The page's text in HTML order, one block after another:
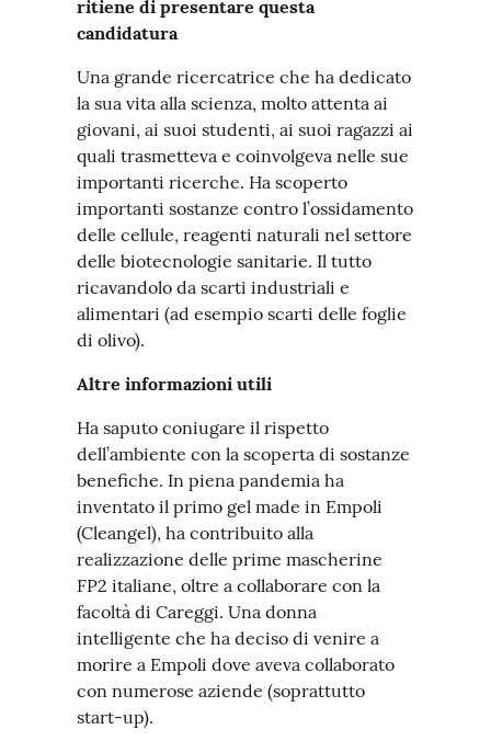
ritiene di presentare questa
candidatura
Una grande ricercatrice che ha dedicato
la sua vita alla scienza, molto attenta ai
giovani, ai suoi studenti, ai suoi ragazzi ai
quali trasmetteva e coinvolgeva nelle sue
importanti ricerche. Ha scoperto
importanti sostanze contro l’ossidamento
delle cellule, reagenti naturali nel settore
delle biotecnologie sanitarie. Il tutto
ricavandolo da scarti industriali e
alimentari (ad esempio scarti delle foglie
di olivo).
Altre informazioni utili
Ha saputo coniugare il rispetto
dell’ambiente con la scoperta di sostanze
benefiche. In piena pandemia ha
inventato il primo gel made in Empoli
(Cleangel), ha contribuito alla
realizzazione delle prime mascherine
FP2 italiane, oltre a collaborare con la
facoltà di Careggi. Una donna
intelligente che ha deciso di venire a
morire a Empoli dove aveva collaborato
con numerose aziende (soprattutto
start-up).